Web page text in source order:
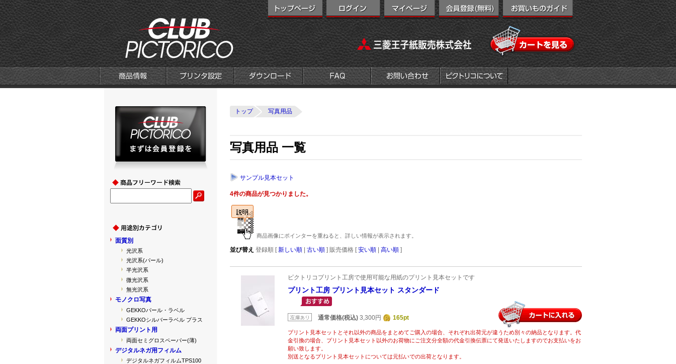
トップ 写真用品
写真用品 一覧
サンプル見本セット
4件の商品が見つかりました。
商品画像にポインターを重ねると、詳しい情報が表示されます。
並び替え 登録順 [新しい順 古い順 ] 販売価格 [安い順 高い順 ]
ピクトリコプリント工房で使用可能な用紙のプリント見本セットです
プリント工房 プリント見本セット スタンダード
通常価格(税込) 3,300円 165pt
プリント見本セットとそれ以外の商品をまとめてご購入の場合、それぞれ出荷元が違うため別々の納品となります。代
金引換の場合、プリント見本セット以外のお荷物にご注文分全額の代金引換伝票にて発送いたしますのでお支払いをお
願い致します。
別送となるプリント見本セットについては元払いでの出荷となります。
面質別
光沢系
光沢系(パール)
半光沢系
微光沢系
無光沢系
モノクロ写真
GEKKOパール・ラベル
GEKKOシルバーラベル プラス
両面プリント用
両面セミグロスペーパー(薄)
デジタルネガ用フィルム
デジタルネガフィルムTPS100